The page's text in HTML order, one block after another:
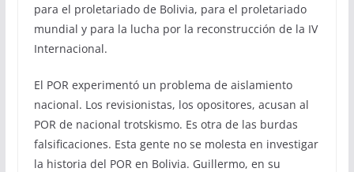
para el proletariado de Bolivia, para el proletariado
mundial y para la lucha por la reconstrucción de la IV
Internacional.
El POR experimentó un problema de aislamiento
nacional. Los revisionistas, los opositores, acusan al
POR de nacional trotskismo. Es otra de las burdas
falsificaciones. Esta gente no se molesta en investigar
la historia del POR en Bolivia. Guillermo, en su